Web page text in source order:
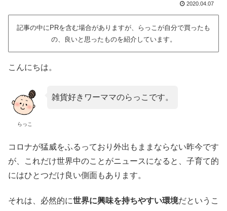
2020.04.07
記事の中にPRを含む場合がありますが、らっこが自分で買ったも
の、良いと思ったものを紹介しています。
こんにちは。
らっこ
雑貨好きワーママのらっこです。
コロナが猛威をふるっており外出もままならない昨今です
が、これだけ世界中のことがニュースになると、子育て的
にはひとつだけ良い側面もあります。
それは、必然的に世界に興味を持ちやすい環境だというこ